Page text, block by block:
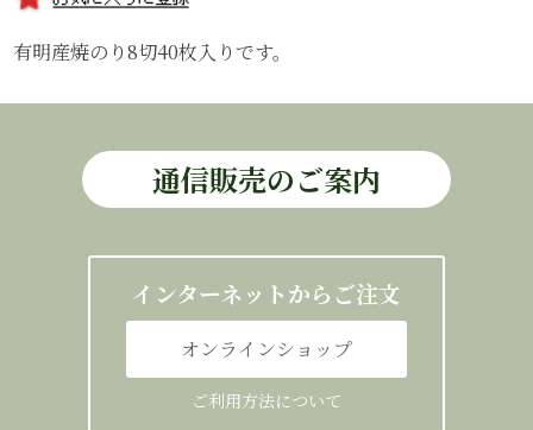
有明産焼のり8切40枚入りです。
通信販売のご案内
インターネットからご注文
オンラインショップ
ご利用方法について